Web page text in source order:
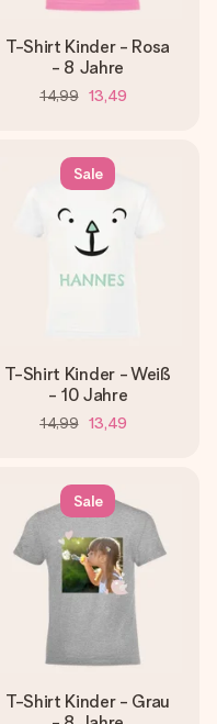
T-Shirt Kinder - Rosa
- 8 Jahre
14,99 13,49
Sale
T-Shirt Kinder - Weiß
- 10 Jahre
14,99 13,49
Sale
T-Shirt Kinder - Grau